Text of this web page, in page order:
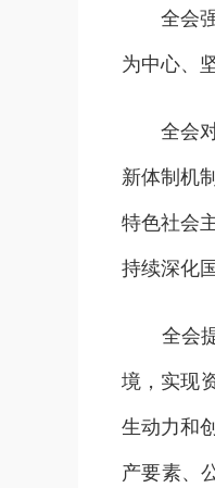
全会强
为中心、
全会对
新体制机
特色社会
持续深化
全会提
境，实现
生动力和
产要素、